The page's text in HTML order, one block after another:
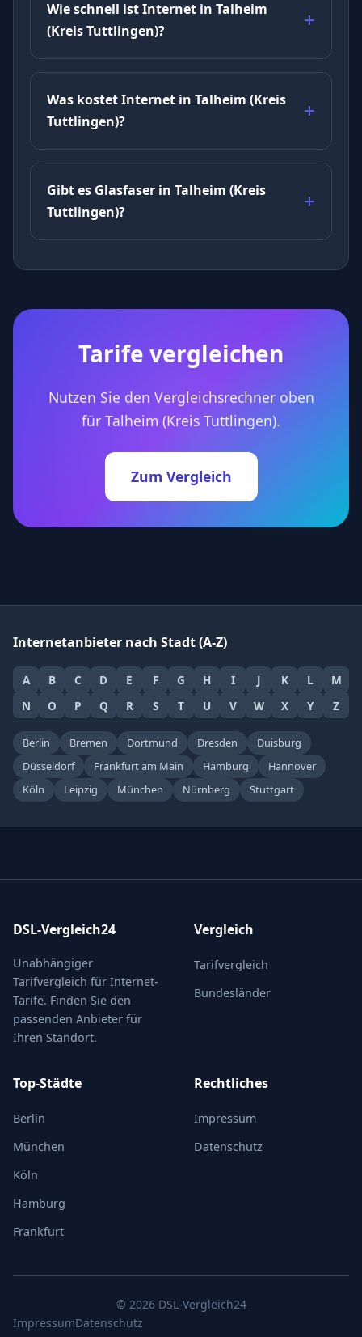
Wie schnell ist Internet in Talheim
(Kreis Tuttlingen)?
Was kostet Internet in Talheim (Kreis
Tuttlingen)?
Gibt es Glasfaser in Talheim (Kreis
Tuttlingen)?
Tarife vergleichen
Nutzen Sie den Vergleichsrechner oben
für Talheim (Kreis Tuttlingen).
Zum Vergleich
Internetanbieter nach Stadt (A-Z)
A B C D E F G H I J K L
M
N
O P Q R S T U V W X Y Z
Berlin Bremen Dortmund Dresden
Duisburg
Düsseldorf
Frankfurt am Main Hamburg
Hannover
Köln
Leipzig München Nürnberg Stuttgart
DSL-Vergleich24
Unabhängiger
Tarifvergleich für Internet-
Tarife. Finden Sie den
passenden Anbieter für
Ihren Standort.
Vergleich
Tarifvergleich
Bundesländer
Top-Städte
Berlin
München
Köln
Hamburg
Frankfurt
Rechtliches
Impressum
Datenschutz
© 2026 DSL-Vergleich24
ImpressumDatenschutz